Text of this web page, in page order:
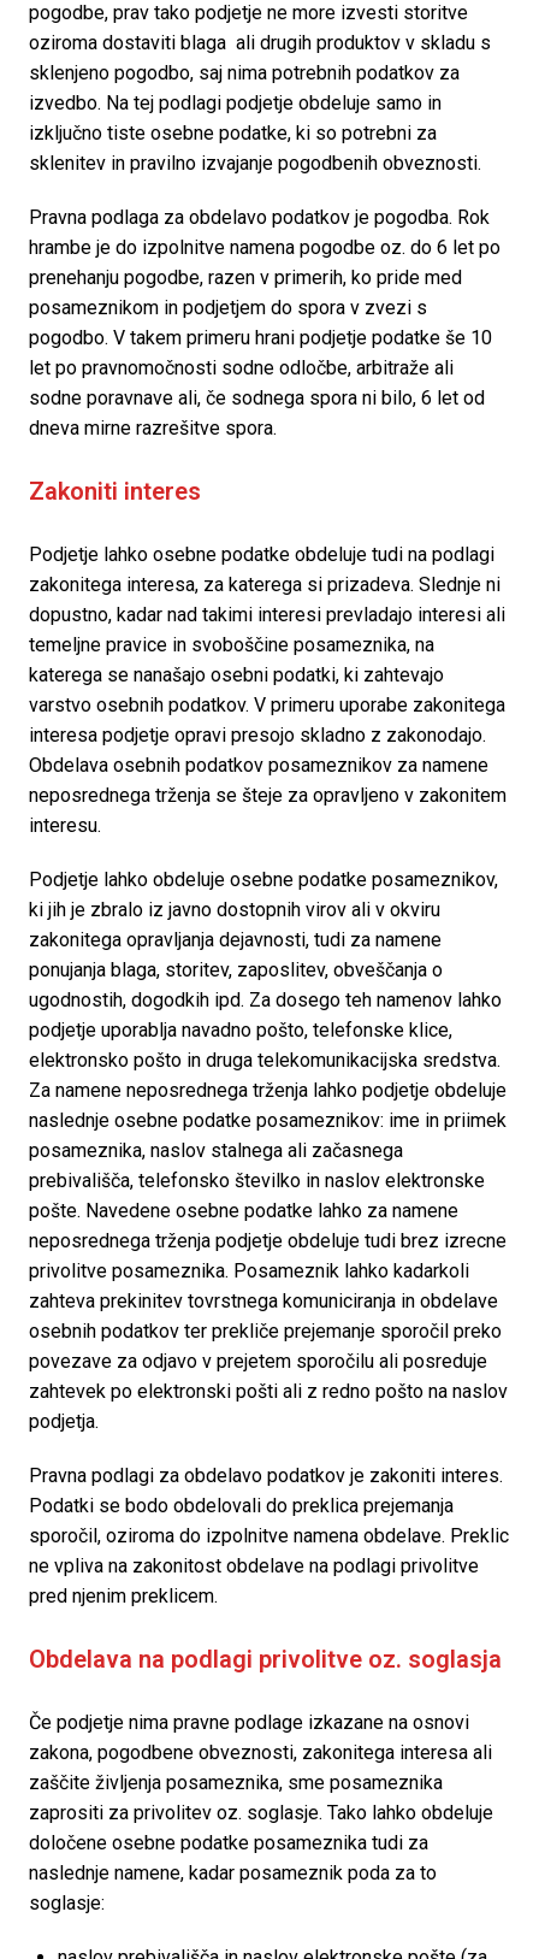
pogodbe, prav tako podjetje ne more izvesti storitve
oziroma dostaviti blaga  ali drugih produktov v skladu s
sklenjeno pogodbo, saj nima potrebnih podatkov za
izvedbo. Na tej podlagi podjetje obdeluje samo in
izključno tiste osebne podatke, ki so potrebni za
sklenitev in pravilno izvajanje pogodbenih obveznosti.
Pravna podlaga za obdelavo podatkov je pogodba. Rok
hrambe je do izpolnitve namena pogodbe oz. do 6 let po
prenehanju pogodbe, razen v primerih, ko pride med
posameznikom in podjetjem do spora v zvezi s
pogodbo. V takem primeru hrani podjetje podatke še 10
let po pravnomočnosti sodne odločbe, arbitraže ali
sodne poravnave ali, če sodnega spora ni bilo, 6 let od
dneva mirne razrešitve spora.
Zakoniti interes
Podjetje lahko osebne podatke obdeluje tudi na podlagi
zakonitega interesa, za katerega si prizadeva. Slednje ni
dopustno, kadar nad takimi interesi prevladajo interesi ali
temeljne pravice in svoboščine posameznika, na
katerega se nanašajo osebni podatki, ki zahtevajo
varstvo osebnih podatkov. V primeru uporabe zakonitega
interesa podjetje opravi presojo skladno z zakonodajo.
Obdelava osebnih podatkov posameznikov za namene
neposrednega trženja se šteje za opravljeno v zakonitem
interesu.
Podjetje lahko obdeluje osebne podatke posameznikov,
ki jih je zbralo iz javno dostopnih virov ali v okviru
zakonitega opravljanja dejavnosti, tudi za namene
ponujanja blaga, storitev, zaposlitev, obveščanja o
ugodnostih, dogodkih ipd. Za dosego teh namenov lahko
podjetje uporablja navadno pošto, telefonske klice,
elektronsko pošto in druga telekomunikacijska sredstva.
Za namene neposrednega trženja lahko podjetje obdeluje
naslednje osebne podatke posameznikov: ime in priimek
posameznika, naslov stalnega ali začasnega
prebivališča, telefonsko številko in naslov elektronske
pošte. Navedene osebne podatke lahko za namene
neposrednega trženja podjetje obdeluje tudi brez izrecne
privolitve posameznika. Posameznik lahko kadarkoli
zahteva prekinitev tovrstnega komuniciranja in obdelave
osebnih podatkov ter prekliče prejemanje sporočil preko
povezave za odjavo v prejetem sporočilu ali posreduje
zahtevek po elektronski pošti ali z redno pošto na naslov
podjetja.
Pravna podlagi za obdelavo podatkov je zakoniti interes.
Podatki se bodo obdelovali do preklica prejemanja
sporočil, oziroma do izpolnitve namena obdelave. Preklic
ne vpliva na zakonitost obdelave na podlagi privolitve
pred njenim preklicem.
Obdelava na podlagi privolitve oz. soglasja
Če podjetje nima pravne podlage izkazane na osnovi
zakona, pogodbene obveznosti, zakonitega interesa ali
zaščite življenja posameznika, sme posameznika
zaprositi za privolitev oz. soglasje. Tako lahko obdeluje
določene osebne podatke posameznika tudi za
naslednje namene, kadar posameznik poda za to
soglasje: